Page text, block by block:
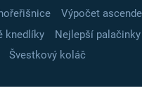
Výpočet
knedlíky
Nejlepší palačinky
Švestkový koláč